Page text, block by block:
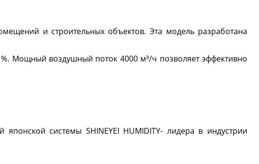
и строительных объектов. Эта модель разработана
Мощный воздушный поток 4000 м³/ч позволяет эффективно
системы SHINEYEI HUMIDITY- лидера в индустрии